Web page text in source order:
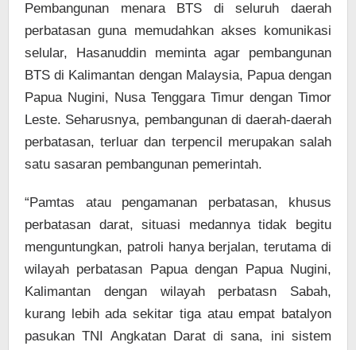
Pembangunan menara BTS di seluruh daerah
perbatasan guna memudahkan akses komunikasi
selular, Hasanuddin meminta agar pembangunan
BTS di Kalimantan dengan Malaysia, Papua dengan
Papua Nugini, Nusa Tenggara Timur dengan Timor
Leste. Seharusnya, pembangunan di daerah-daerah
perbatasan, terluar dan terpencil merupakan salah
satu sasaran pembangunan pemerintah.
“Pamtas atau pengamanan perbatasan, khusus
perbatasan darat, situasi medannya tidak begitu
menguntungkan, patroli hanya berjalan, terutama di
wilayah perbatasan Papua dengan Papua Nugini,
Kalimantan dengan wilayah perbatasn Sabah,
kurang lebih ada sekitar tiga atau empat batalyon
pasukan TNI Angkatan Darat di sana, ini sistem